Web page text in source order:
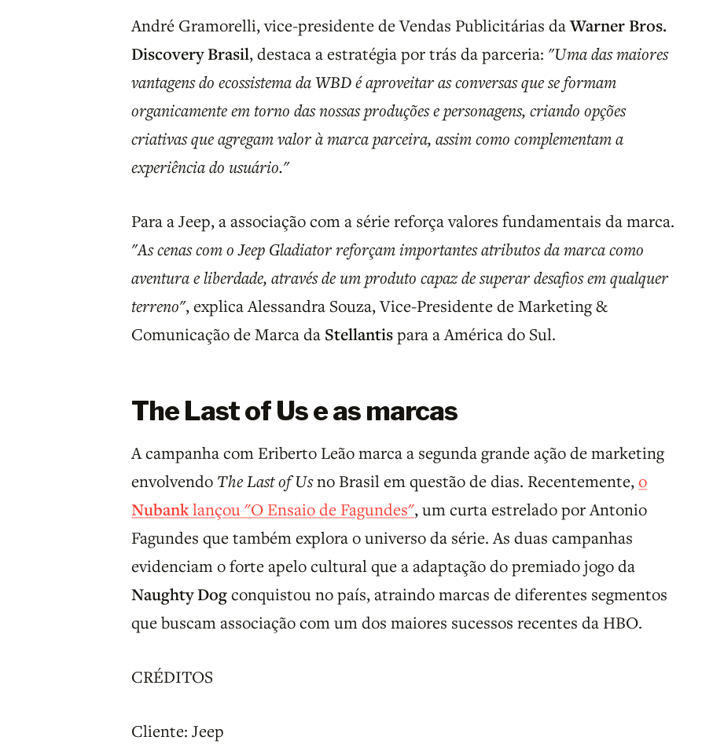
André Gramorelli, vice-presidente de Vendas Publicitárias daWarner Bros.
Discovery Brasil, destaca a estratégia por trás da parceria: "Uma das maiores
vantagens do ecossistema da WBD é aproveitar as conversas que se formam
organicamente em torno das nossas produções e personagens, criando opções
criativas que agregam valor à marca parceira, assim como complementam a
experiência do usuário."
Para a Jeep, a associação com a série reforça valores fundamentais da marca.
"As cenas com o Jeep Gladiator reforçam importantes atributos da marca como
aventura e liberdade, através de um produto capaz de superar desafios em qualquer
terreno", explica Alessandra Souza, Vice-Presidente de Marketing &
Comunicação de Marca da Stellantispara a América do Sul.
The Last of Us e as marcas
A campanha com Eriberto Leão marca a segunda grande ação de marketing
envolvendo The Last of Usno Brasil em questão de dias. Recentemente,o
Nubanklançou "O Ensaio de Fagundes", um curta estrelado por Antonio
Fagundes que também explora o universo da série. As duas campanhas
evidenciam o forte apelo cultural que a adaptação do premiado jogo da
Naughty Dogconquistou no país, atraindo marcas de diferentes segmentos
que buscam associação com um dos maiores sucessos recentes da HBO.
CRÉDITOS
Cliente: Jeep